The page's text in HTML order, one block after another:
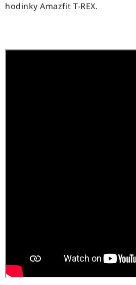
hodinky Amazfit T-REX.